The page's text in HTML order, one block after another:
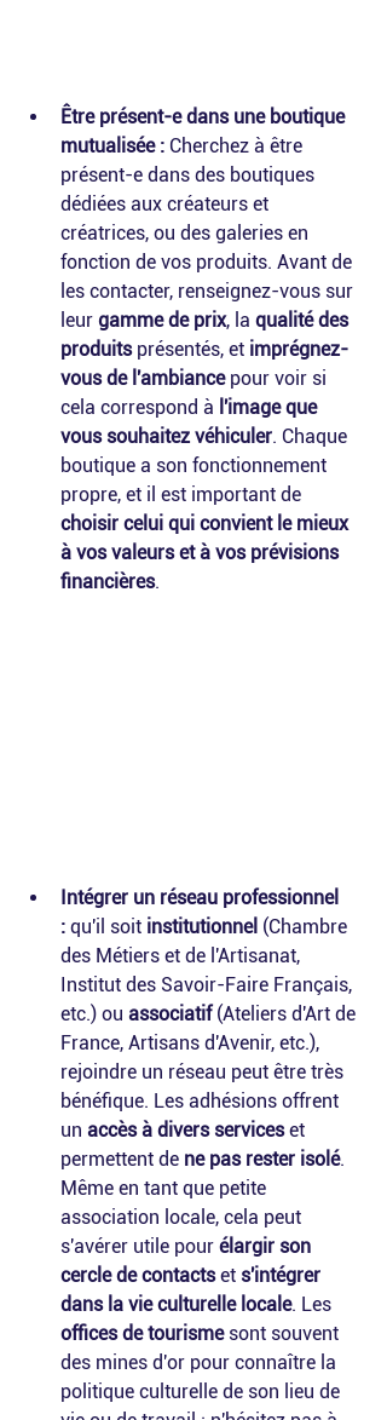
Être présent-e dans une boutique
mutualisée : Cherchez à être
présent-e dans des boutiques
dédiées aux créateurs et
créatrices, ou des galeries en
fonction de vos produits. Avant de
les contacter, renseignez-vous sur
leur gamme de prix, la qualité des
produits présentés, et imprégnez-
vous de l'ambiance pour voir si
cela correspond à l'image que
vous souhaitez véhiculer. Chaque
boutique a son fonctionnement
propre, et il est important de
choisir celui qui convient le mieux
à vos valeurs et à vos prévisions
financières.
Intégrer un réseau professionnel
: qu'il soit institutionnel (Chambre
des Métiers et de l'Artisanat,
Institut des Savoir-Faire Français,
etc.) ou associatif (Ateliers d'Art de
France, Artisans d'Avenir, etc.),
rejoindre un réseau peut être très
bénéfique. Les adhésions offrent
un accès à divers services et
permettent de ne pas rester isolé.
Même en tant que petite
association locale, cela peut
s'avérer utile pour élargir son
cercle de contacts et s'intégrer
dans la vie culturelle locale. Les
offices de tourisme sont souvent
des mines d'or pour connaître la
politique culturelle de son lieu de